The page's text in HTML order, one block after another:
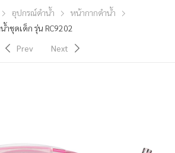
อุปกรณ์ดำน้ำ
หน้ากากดำน้ำ
น้ำชุดเด็ก รุ่น RC9202
Prev
Next